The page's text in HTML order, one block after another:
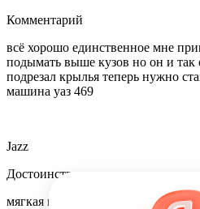
Комментарий
всё хорошо единственное мне
подымать выше кузов но он и так
подрезал крылья теперь нужно
машина уаз 469
Jazz
Достоинства
мягкая качестченная